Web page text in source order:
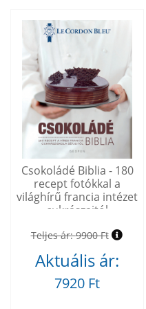
Csokoládé Biblia - 180
recept fotókkal a
világhírű francia intézet
cukrászaitól
Teljes ár:9900 Ft
Aktuális ár:
7920 Ft